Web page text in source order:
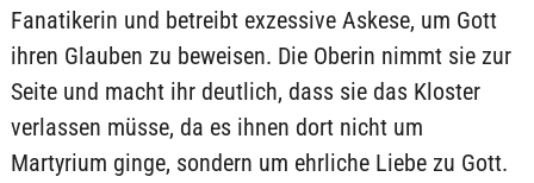
Fanatikerin und betreibt exzessive Askese, um Gott
ihren Glauben zu beweisen. Die Oberin nimmt sie zur
Seite und macht ihr deutlich, dass sie das Kloster
verlassen müsse, da es ihnen dort nicht um
Martyrium ginge, sondern um ehrliche Liebe zu Gott.